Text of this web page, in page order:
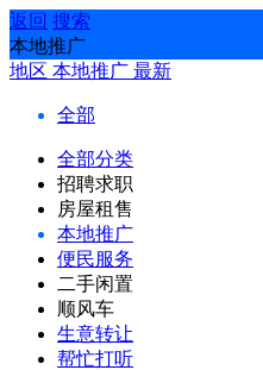
返回 搜索
本地推广
地区 本地推广 最新
全部
全部分类
招聘求职
房屋租售
本地推广
便民服务
二手闲置
顺风车
生意转让
帮忙打听